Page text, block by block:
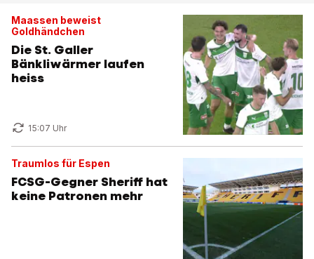
Maassen beweist
Goldhändchen
Die St. Galler
Bänkliwärmer laufen
heiss
15:07 Uhr
Traumlos für Espen
FCSG-Gegner Sheriff hat
keine Patronen mehr